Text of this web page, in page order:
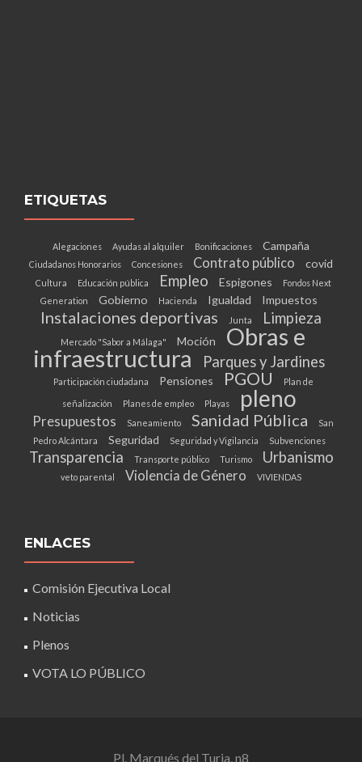
ETIQUETAS
Alegaciones Ayudas al alquiler Bonificaciones Campaña
Ciudadanos Honorarios Concesiones Contrato público covid
Cultura Educación pública Empleo Espigones
Fondos Next
Generation
Gobierno Hacienda Igualdad Impuestos
Instalaciones deportivas Junta Limpieza
Mercado "Sabor a Málaga" Moción Obras e
infraestructura Parques y Jardines
Participación ciudadana Pensiones PGOU Plan de
señalización Planes de empleo Playas pleno
Presupuestos Saneamiento Sanidad Pública
San
Pedro Alcántara
Seguridad Seguridad y Vigilancia Subvenciones
Transparencia Transporte público Turismo Urbanismo
veto parental Violencia de Género VIVIENDAS
ENLACES
Comisión Ejecutiva Local
Noticias
Plenos
VOTA LO PÚBLICO
Pl. Marqués del Turia, n8